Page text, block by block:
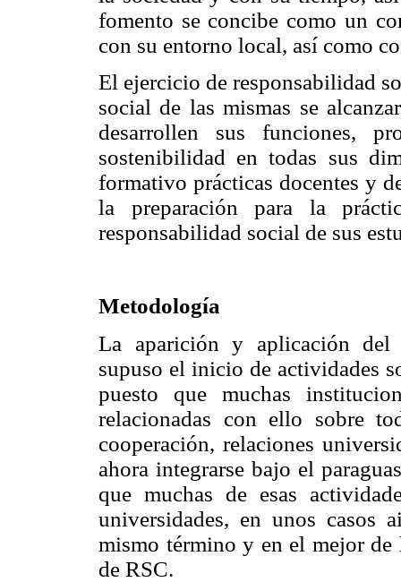
fomento se concibe como un
con su entorno local, así como
El ejercicio de responsabilidad
social de las mismas se
desarrollen sus funciones,
sostenibilidad en todas sus
formativo prácticas docentes y
la preparación para la
responsabilidad social de sus
Metodología
La aparición y aplicación del
supuso el inicio de actividades
puesto que muchas
relacionadas con ello sobre
cooperación, relaciones
ahora integrarse bajo el
que muchas de esas
universidades, en unos casos
mismo término y en el mejor de
de RSC.